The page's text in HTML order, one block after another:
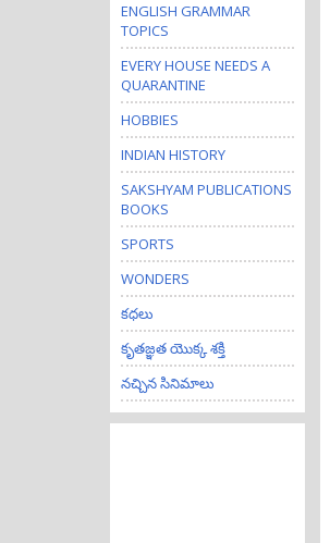
ENGLISH GRAMMAR
TOPICS
EVERY HOUSE NEEDS A
QUARANTINE
HOBBIES
INDIAN HISTORY
SAKSHYAM PUBLICATIONS
BOOKS
SPORTS
WONDERS
కధలు
కృతజ్ఞత యొక్క శక్తి
నచ్చిన సినిమాలు